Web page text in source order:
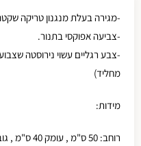
-מגירה בעלת מנגנון טריקה
-צביעה אפוקסי בתנור.
-צבע רגליים עשוי נירוסטה
מחליד)
מידות:
רוחב: 50 ס"מ , עומק 40 ס"מ , גובה: 50 ס"מ